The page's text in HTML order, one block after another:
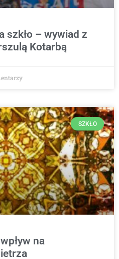
szkło – wywiad z
Kotarbą
SZKŁO
na